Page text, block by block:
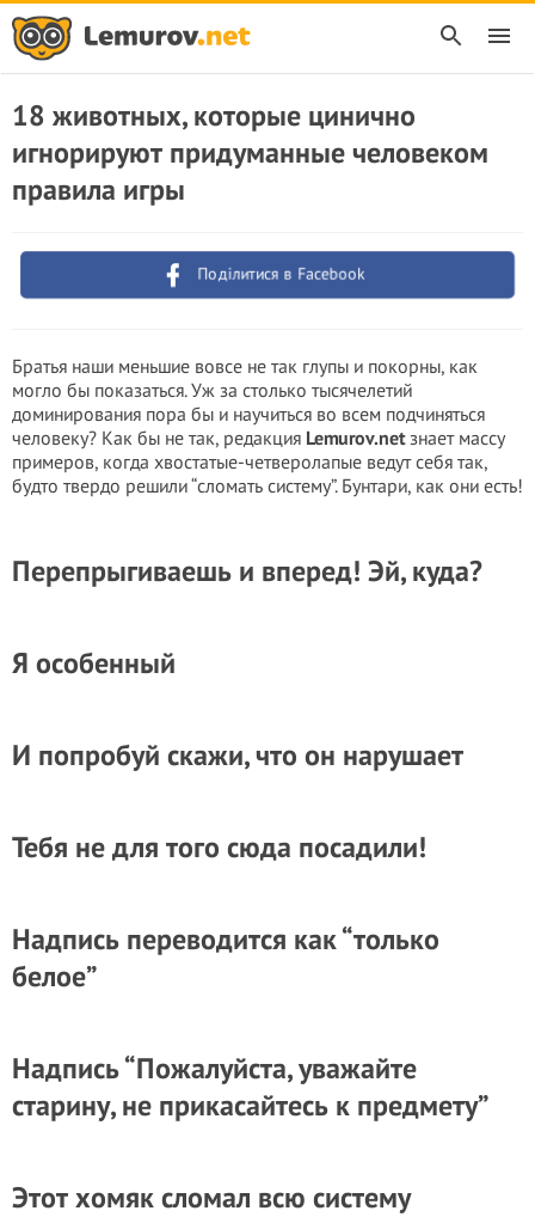
18 животных, которые цинично
игнорируют придуманные человеком
правила игры
Поділитися в Facebook
Братья наши меньшие вовсе не так глупы и покорны, как
могло бы показаться. Уж за столько тысячелетий
доминирования пора бы и научиться во всем подчиняться
человеку? Как бы не так, редакция Lemurov.netзнает массу
примеров, когда хвостатые-четверолапые ведут себя так,
будто твердо решили “сломать систему”. Бунтари, как они есть!
Перепрыгиваешь и вперед! Эй, куда?
Я особенный
И попробуй скажи, что он нарушает
Тебя не для того сюда посадили!
Надпись переводится как “только
белое”
Надпись “Пожалуйста, уважайте
старину, не прикасайтесь к предмету”
Этот хомяк сломал всю систему